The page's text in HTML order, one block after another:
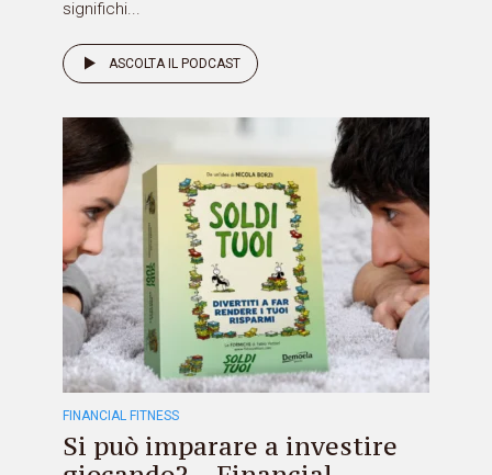
significhi...
ASCOLTA IL PODCAST
FINANCIAL FITNESS
Si può imparare a investire